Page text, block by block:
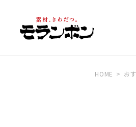
HOME お